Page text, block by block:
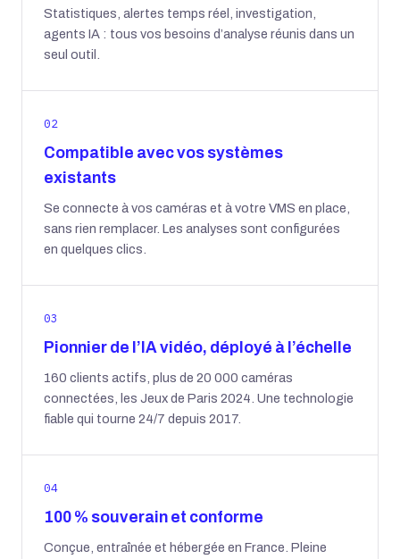
Statistiques, alertes temps réel, investigation,
agents IA : tous vos besoins d’analyse réunis dans un
seul outil.
02
Compatible avec vos systèmes
existants
Se connecte à vos caméras et à votre VMS en place,
sans rien remplacer. Les analyses sont configurées
en quelques clics.
03
Pionnier de l’IA vidéo, déployé à l’échelle
160 clients actifs, plus de 20 000 caméras
connectées, les Jeux de Paris 2024. Une technologie
fiable qui tourne 24/7 depuis 2017.
04
100 % souverain et conforme
Conçue, entraînée et hébergée en France. Pleine